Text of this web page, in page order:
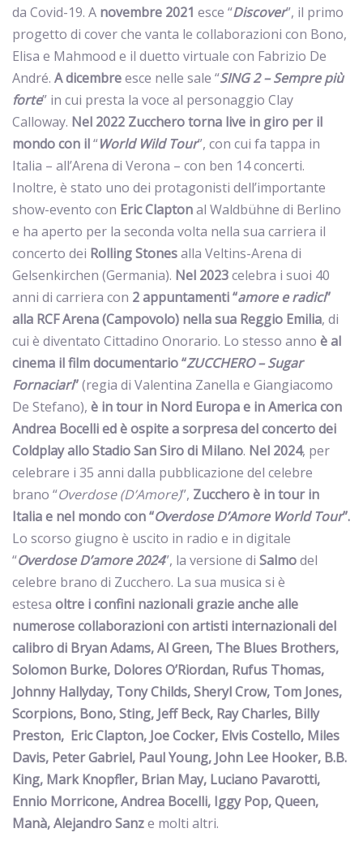
da Covid-19. A novembre 2021 esce “Discover”, il primo
progetto di cover che vanta le collaborazioni con Bono,
Elisa e Mahmood e il duetto virtuale con Fabrizio De
André. A dicembreesce nelle sale “SING 2 – Sempre più
forte” in cui presta la voce al personaggio Clay
Calloway. Nel 2022 Zucchero torna live in giro per il
mondo con il“World Wild Tour”, con cui fa tappa in
Italia – all’Arena di Verona – con ben 14 concerti.
Inoltre, è stato uno dei protagonisti dell’importante
show-evento con EricClaptonal Waldbühne di Berlino
e ha aperto per la seconda volta nella sua carriera il
concerto dei RollingStonesalla Veltins-Arena di
Gelsenkirchen (Germania). Nel 2023celebra i suoi 40
anni di carriera con 2 appuntamenti “amore e radici”
alla RCF Arena (Campovolo) nella sua Reggio Emilia, di
cui è diventato Cittadino Onorario. Lo stesso anno è al
cinema il film documentario “ZUCCHERO – Sugar
Fornaciari”(regia di Valentina Zanella e Giangiacomo
De Stefano), è in tour in Nord Europa e in America con
Andrea Bocelli ed è ospite a sorpresa del concerto dei
Coldplay allo Stadio San Siro di Milano. Nel 2024, per
celebrare i 35 anni dalla pubblicazione del celebre
brano “Overdose (D’Amore)”, Zucchero è in tour in
Italia e nel mondo con “Overdose D’Amore World Tour”.
Lo scorso giugno è uscito in radio e in digitale
“Overdose D’amore 2024”, la versione di Salmodel
celebre brano di Zucchero. La sua musica si è
estesa oltre i confini nazionali grazie anche alle
numerose collaborazioni con artisti internazionali del
calibro di Bryan Adams, Al Green, The Blues Brothers,
Solomon Burke, Dolores O’Riordan, Rufus Thomas,
Johnny Hallyday, Tony Childs, Sheryl Crow, Tom Jones,
Scorpions, Bono, Sting, Jeff Beck, Ray Charles, Billy
Preston, Eric Clapton, Joe Cocker, Elvis Costello, Miles
Davis, Peter Gabriel, Paul Young, John Lee Hooker, B.B.
King, Mark Knopfler, Brian May, Luciano Pavarotti,
Ennio Morricone, Andrea Bocelli, Iggy Pop, Queen,
Manà, Alejandro Sanze molti altri.